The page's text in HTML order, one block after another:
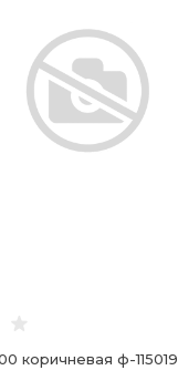
коричневая ф-115019